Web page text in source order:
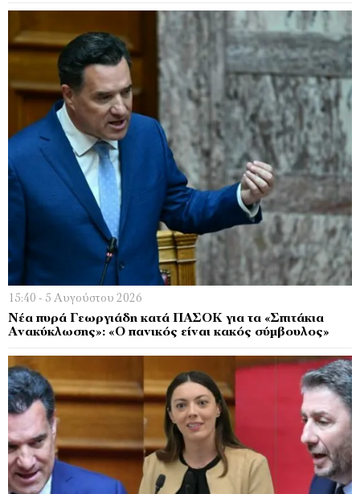
15:40 - 5 Αυγούστου 2026
Νέα πυρά Γεωργιάδη κατά ΠΑΣΟΚ για τα «Σπιτάκια
Ανακύκλωσης»: «Ο πανικός είναι κακός σύμβουλος»